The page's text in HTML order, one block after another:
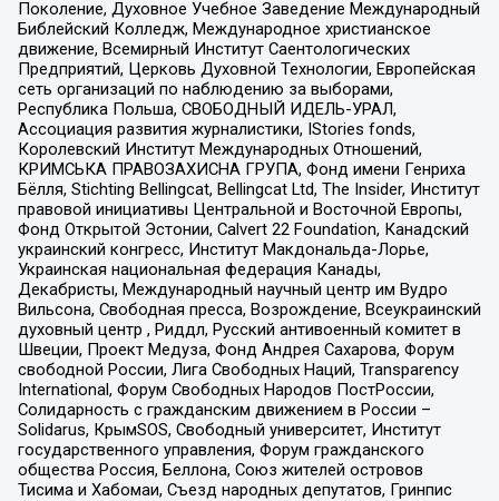
Поколение, Духовное Учебное Заведение Международный
Библейский Колледж, Международное христианское
движение, Всемирный Институт Саентологических
Предприятий, Церковь Духовной Технологии, Европейская
сеть организаций по наблюдению за выборами,
Республика Польша, СВОБОДНЫЙ ИДЕЛЬ-УРАЛ,
Ассоциация развития журналистики, IStories fonds,
Королевский Институт Международных Отношений,
КРИМСЬКА ПРАВОЗАХИСНА ГРУПА, Фонд имени Генриха
Бёлля, Stichting Bellingcat, Bellingcat Ltd, The Insider, Институт
правовой инициативы Центральной и Восточной Европы,
Фонд Открытой Эстонии, Calvert 22 Foundation, Канадский
украинский конгресс, Институт Макдональда-Лорье,
Украинская национальная федерация Канады,
Декабристы, Международный научный центр им Вудро
Вильсона, Свободная пресса, Возрождение, Всеукраинский
духовный центр , Риддл, Русский антивоенный комитет в
Швеции, Проект Медуза, Фонд Андрея Сахарова, Форум
свободной России, Лига Свободных Наций, Transparеncy
International, Форум Свободных Народов ПостРоссии,
Солидарность с гражданским движением в России –
Solidarus, КрымSOS, Свободный университет, Институт
государственного управления, Форум гражданского
общества Россия, Беллона, Союз жителей островов
Тисима и Хабомаи, Съезд народных депутатов, Гринпис